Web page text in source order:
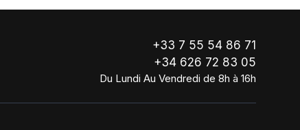
+33 7 55 54 86 71
+34 626 72 83 05
Du Lundi Au Vendredi de 8h à 16h